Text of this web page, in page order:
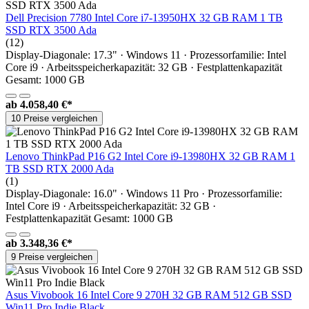
Dell Precision 7780 Intel Core i7-13950HX 32 GB RAM 1 TB
SSD RTX 3500 Ada
(12)
Display-Diagonale: 17.3" · Windows 11 · Prozessorfamilie: Intel
Core i9 · Arbeitsspeicherkapazität: 32 GB · Festplattenkapazität
Gesamt: 1000 GB
ab 4.058,40 €*
10 Preise vergleichen
Lenovo ThinkPad P16 G2 Intel Core i9-13980HX 32 GB RAM 1
TB SSD RTX 2000 Ada
(1)
Display-Diagonale: 16.0" · Windows 11 Pro · Prozessorfamilie:
Intel Core i9 · Arbeitsspeicherkapazität: 32 GB ·
Festplattenkapazität Gesamt: 1000 GB
ab 3.348,36 €*
9 Preise vergleichen
Asus Vivobook 16 Intel Core 9 270H 32 GB RAM 512 GB SSD